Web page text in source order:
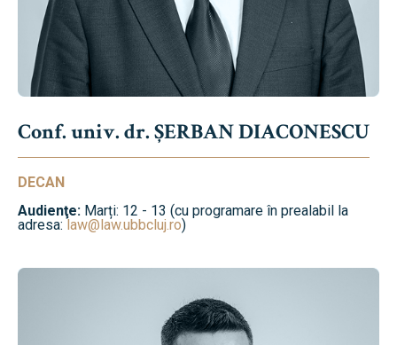
Conf. univ. dr. ȘERBAN DIACONESCU
DECAN
Audienţe: Marți: 12 - 13 (cu programare în prealabil la
adresa:law@law.ubbcluj.ro)